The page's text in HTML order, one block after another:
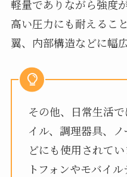
軽量でありながら強度
高い圧力にも耐えるこ
翼、内部構造などに幅
その他、日常生活
イル、調理器具、
どにも使用されて
トフォンやモバイ